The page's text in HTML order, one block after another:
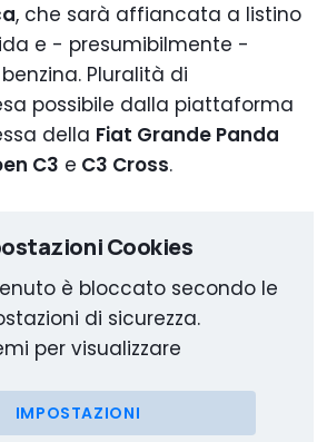
, che sarà affiancata a listino
e - presumibilmente -
Pluralità di
possibile dalla piattaforma
della Fiat Grande Panda
C3 e C3 Cross.
Cookies
è bloccato secondo le
di sicurezza.
per visualizzare
IMPOSTAZIONI